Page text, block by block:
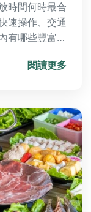
時間何時最合
速操作、交通
有哪些豐富兒
閱讀更多